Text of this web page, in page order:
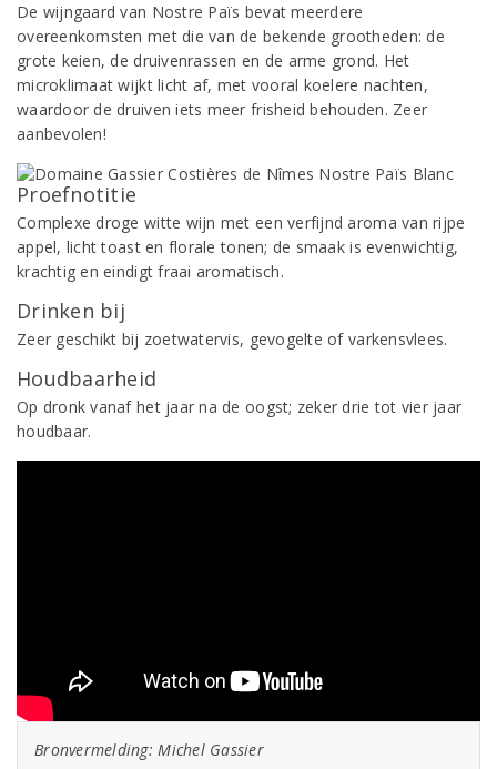
De wijngaard van Nostre Païs bevat meerdere
overeenkomsten met die van de bekende grootheden: de
grote keien, de druivenrassen en de arme grond. Het
microklimaat wijkt licht af, met vooral koelere nachten,
waardoor de druiven iets meer frisheid behouden. Zeer
aanbevolen!
Proefnotitie
Complexe droge witte wijn met een verfijnd aroma van rijpe
appel, licht toast en florale tonen; de smaak is evenwichtig,
krachtig en eindigt fraai aromatisch.
Drinken bij
Zeer geschikt bij zoetwatervis, gevogelte of varkensvlees.
Houdbaarheid
Op dronk vanaf het jaar na de oogst; zeker drie tot vier jaar
houdbaar.
Bronvermelding: Michel Gassier